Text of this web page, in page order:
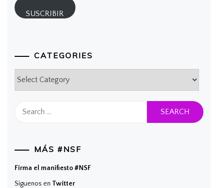
electrónico
SUSCRIBIR
CATEGORIES
for:
MÁS #NSF
Firma el manifiesto #NSF
Síguenos en Twitter